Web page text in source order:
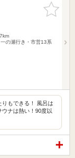
お気に入
りに追加
の瀬行き・市営13系
もできる！ 風呂は
ナは熱い！90度以